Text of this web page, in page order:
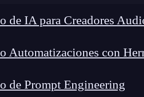
de IA para Creadores
Automatizaciones con
de Prompt Engineering
Especialista en tecnología y formación digital,